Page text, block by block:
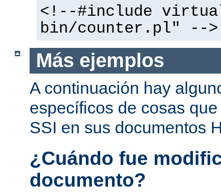
<!--#include
bin/counter.pl" -->
Más ejemplos
A continuación hay
específicos de cosas
SSI en sus documentos
¿Cuándo fue
documento?